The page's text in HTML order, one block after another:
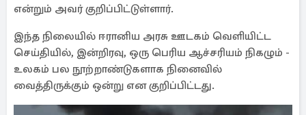
என்றும் அவர் குறிப்பிட்டுள்ளார்.
இந்த நிலையில் ஈரானிய அரசு ஊடகம் வெளியிட்ட
செய்தியில், இன்றிரவு, ஒரு பெரிய ஆச்சரியம் நிகழும் -
உலகம் பல நூற்றாண்டுகளாக நினைவில்
வைத்திருக்கும் ஒன்று என குறிப்பிட்டது.